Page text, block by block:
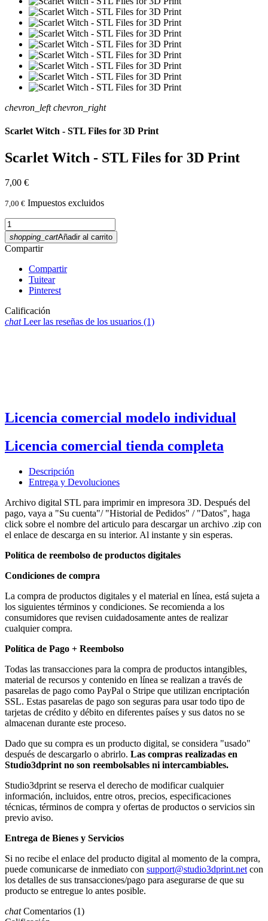
chevron_left chevron_right
Scarlet Witch - STL Files for 3D Print
Scarlet Witch - STL Files for 3D Print
7,00 €
7,00 € Impuestos excluidos
shopping_cartAñadir al carrito
Compartir
Compartir
Tuitear
Pinterest
Calificación
chat Leer las reseñas de los usuarios (1)
Licencia comercial modelo individual
Licencia comercial tienda completa
Descripción
Entrega y Devoluciones
Archivo digital STL para imprimir en impresora 3D. Después del
pago, vaya a "Su cuenta"/ "Historial de Pedidos" / "Datos", haga
click sobre el nombre del articulo para descargar un archivo .zip con
el enlace de descarga en su interior. Al instante y sin esperas.
Política de reembolso de productos digitales
Condiciones de compra
La compra de productos digitales y el material en línea, está sujeta a
los siguientes términos y condiciones. Se recomienda a los
consumidores que revisen cuidadosamente antes de realizar
cualquier compra.
Política de Pago + Reembolso
Todas las transacciones para la compra de productos intangibles,
material de recursos y contenido en línea se realizan a través de
pasarelas de pago como PayPal o Stripe que utilizan encriptación
SSL. Estas pasarelas de pago son seguras para usar todo tipo de
tarjetas de crédito y débito en diferentes países y sus datos no se
almacenan durante este proceso.
Dado que su compra es un producto digital, se considera "usado"
después de descargarlo o abrirlo. Las compras realizadas en
Studio3dprint no son reembolsables ni intercambiables.
Studio3dprint se reserva el derecho de modificar cualquier
información, incluidos, entre otros, precios, especificaciones
técnicas, términos de compra y ofertas de productos o servicios sin
previo aviso.
Entrega de Bienes y Servicios
Si no recibe el enlace del producto digital al momento de la compra,
puede comunicarse de inmediato con support@studio3dprint.net con
los detalles de sus transacciones/pago para asegurarse de que su
producto se entregue lo antes posible.
chat Comentarios (1)